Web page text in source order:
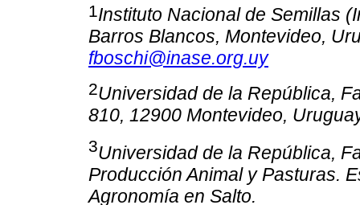
1Instituto Nacional de Semillas
Barros Blancos, Montevideo,
fboschi@inase.org.uy
2Universidad de la República,
810, 12900 Montevideo,
3Universidad de la República,
Producción Animal y Pasturas.
Agronomía en Salto.